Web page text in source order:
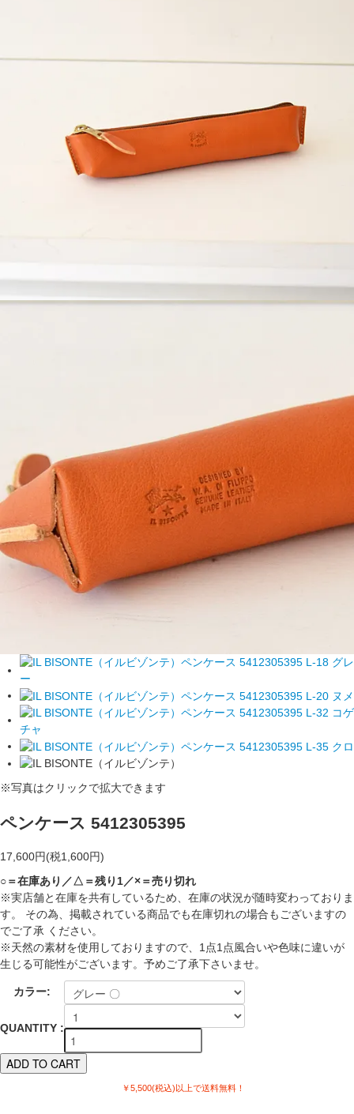
※写真はクリックで拡大できます
ペンケース 5412305395
17,600円(税1,600円)
○＝在庫あり／△＝残り1／×＝売り切れ
※実店舗と在庫を共有しているため、在庫の状況が随時変わっておりま
す。 その為、掲載されている商品でも在庫切れの場合もございますの
でご了承 ください。
※天然の素材を使用しておりますので、1点1点風合いや色味に違いが
生じる可能性がございます。予めご了承下さいませ。
カラー:
QUANTITY :
￥5,500(税込)以上で送料無料！